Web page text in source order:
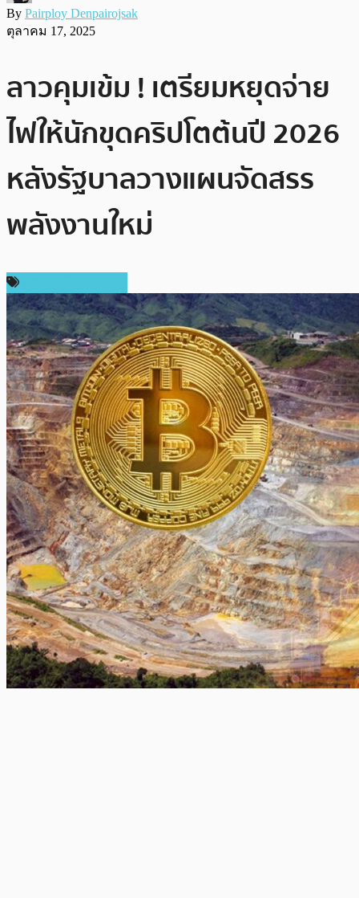
By Pairploy Denpairojsak
ตุลาคม 17, 2025
ลาวคุมเข้ม ! เตรียมหยุดจ่าย
ไฟให้นักขุดคริปโตต้นปี 2026
หลังรัฐบาลวางแผนจัดสรร
พลังงานใหม่